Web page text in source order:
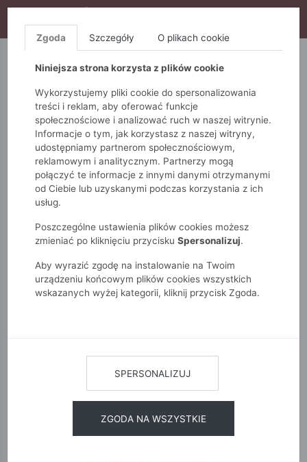
S10), DODATKOWE 15% ZA 3SZT (KOD: S15)
5.10.15. QUIOSQUE
Monnari Zobacz wszystko
Bluzki i t-shirty
Na co dzień
Zgoda Szczegóły O plikach cookie
Niniejsza strona korzysta z plików cookie
Wykorzystujemy pliki cookie do spersonalizowania
treści i reklam, aby oferować funkcje
społecznościowe i analizować ruch w naszej witrynie.
Informacje o tym, jak korzystasz z naszej witryny,
udostępniamy partnerom społecznościowym,
reklamowym i analitycznym. Partnerzy mogą
połączyć te informacje z innymi danymi otrzymanymi
od Ciebie lub uzyskanymi podczas korzystania z ich
usług.
Poszczególne ustawienia plików cookies możesz
zmieniać po kliknięciu przycisku Spersonalizuj.
Aby wyrazić zgodę na instalowanie na Twoim
urządzeniu końcowym plików cookies wszystkich
wskazanych wyżej kategorii, kliknij przycisk Zgoda.
SPERSONALIZUJ
ZGODA NA WSZYSTKIE